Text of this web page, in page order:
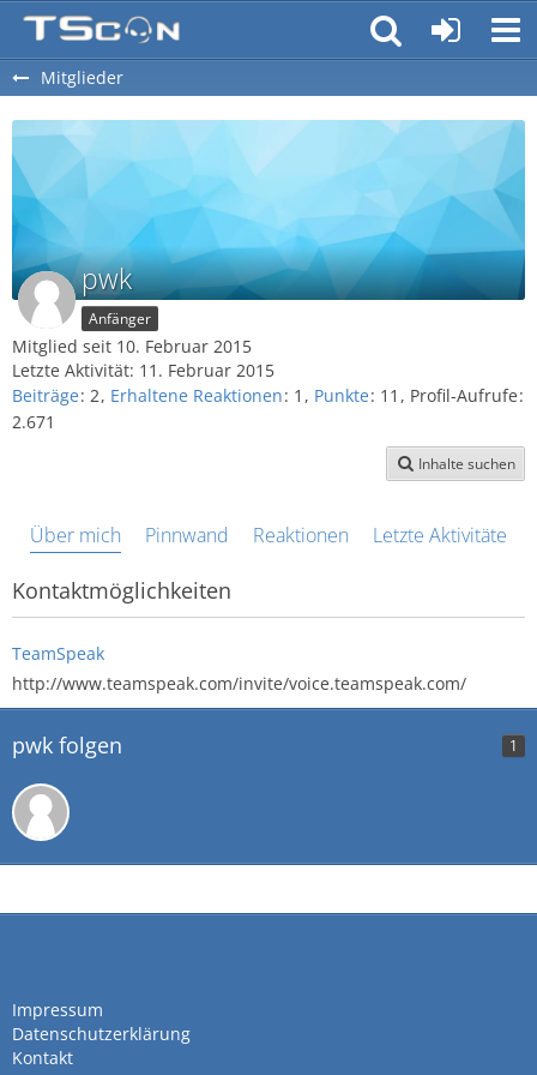
Mitglieder
pwk
Anfänger
Mitglied seit 10. Februar 2015
Letzte Aktivität: 11. Februar 2015
Beiträge 2 Erhaltene Reaktionen 1 Punkte 11
Profil-Aufrufe
2.671
Inhalte suchen
Über mich Pinnwand Reaktionen Letzte Aktivitäten
Kontaktmöglichkeiten
TeamSpeak
http://www.teamspeak.com/invite/voice.teamspeak.com/
pwk folgen 1
Impressum
Datenschutzerklärung
Kontakt